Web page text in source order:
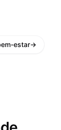
estar→